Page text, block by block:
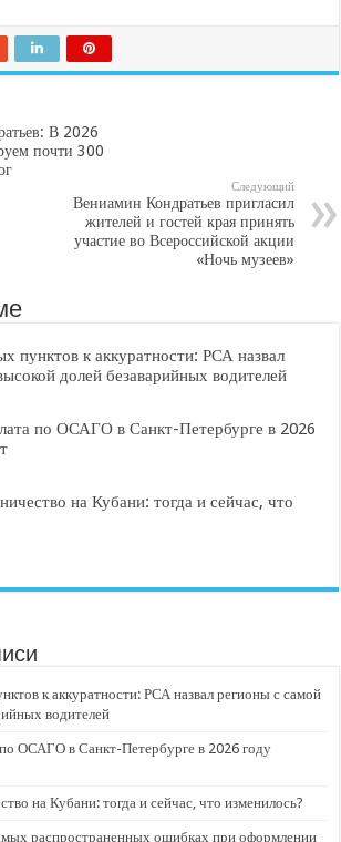
В 2026
почти 300
Следующий
Вениамин Кондратьев пригласил
жителей и гостей края принять
участие во Всероссийской акции
«Ночь музеев»
пунктов к аккуратности: РСА назвал
долей безаварийных водителей
по ОСАГО в Санкт-Петербурге в 2026
на Кубани: тогда и сейчас, что
к аккуратности: РСА назвал регионы с самой
водителей
ОСАГО в Санкт-Петербурге в 2026 году
на Кубани: тогда и сейчас, что изменилось?
распространенных ошибках при оформлении